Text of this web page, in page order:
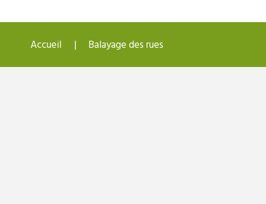
Accueil Balayage des rues